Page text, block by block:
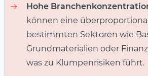
Hohe
können eine
bestimmten Sektoren wie
Grundmaterialien oder
was zu Klumpenrisiken führt.